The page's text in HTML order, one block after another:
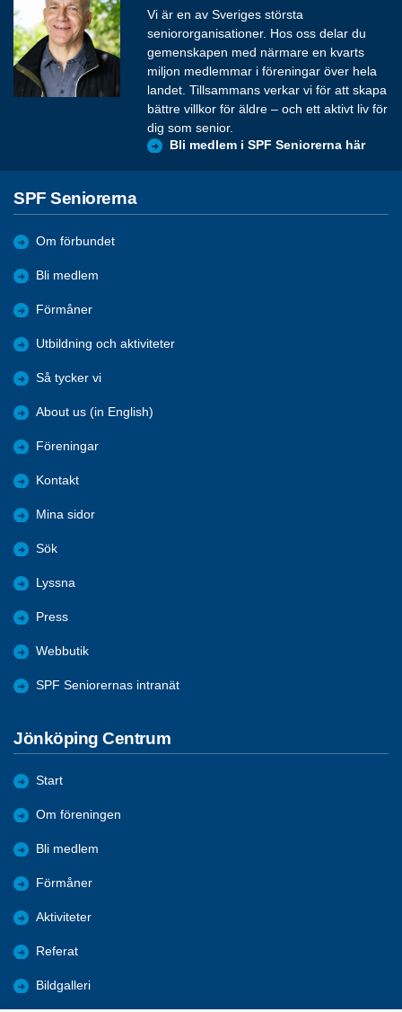
Vi är en av Sveriges största
seniororganisationer. Hos oss delar du
gemenskapen med närmare en kvarts
miljon medlemmar i föreningar över hela
landet. Tillsammans verkar vi för att skapa
bättre villkor för äldre – och ett aktivt liv för
dig som senior.
Bli medlem i SPF Seniorerna här
SPF Seniorerna
Om förbundet
Bli medlem
Förmåner
Utbildning och aktiviteter
Så tycker vi
About us (in English)
Föreningar
Kontakt
Mina sidor
Sök
Lyssna
Press
Webbutik
SPF Seniorernas intranät
Jönköping Centrum
Start
Om föreningen
Bli medlem
Förmåner
Aktiviteter
Referat
Bildgalleri